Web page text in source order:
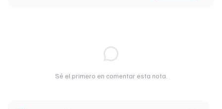
Sé el primero en comentar esta nota.